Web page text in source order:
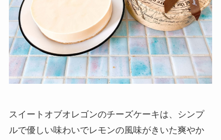
スイートオブオレゴンのチーズケーキは、シンプ
ルで優しい味わいでレモンの風味がきいた爽やか